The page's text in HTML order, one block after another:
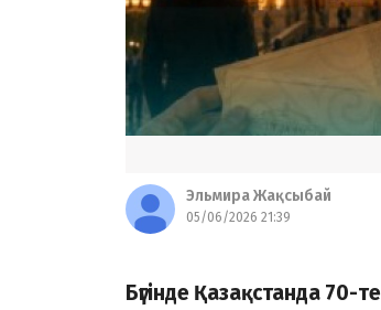
Эльмира Жақсыбай
05/06/2026 21:39
Бүгінде Қазақстанда 70-